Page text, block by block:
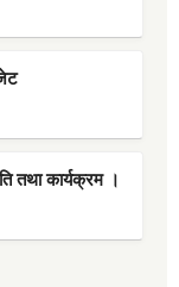
तथा कार्यक्रम ।